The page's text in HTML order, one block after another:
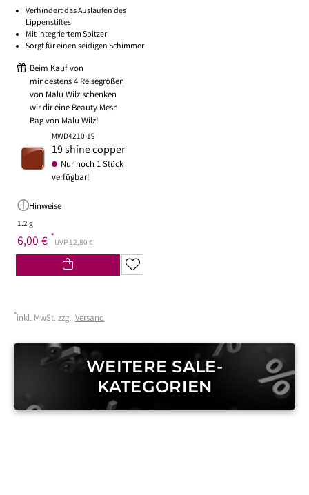
Verhindert das Auslaufen des
Lippenstiftes
Mit integriertem Spitzer
Sorgt für einen seidigen Schimmer
Beim Kauf von
mindestens 4 Reisegrößen
von Malu Wilz schenken
wir dir eine Beauty Mesh
Bag von Malu Wilz!
MWD4210-19
19 shine copper
Nur noch 1 Stück
verfügbar!
Hinweise
1.2 g
6,00 € *UVP 12,80 €
*inkl. MwSt. zzgl. Versand
WEITERE SALE-
KATEGORIEN